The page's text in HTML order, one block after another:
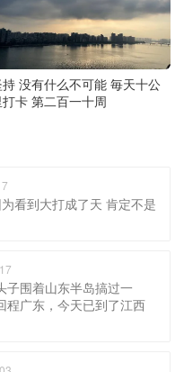
持 没有什么不可能 毎天十公
打卡 第二百一十周
看到大打成了天 肯定不是
子围着山东半岛搞过一
程广东，今天已到了江西